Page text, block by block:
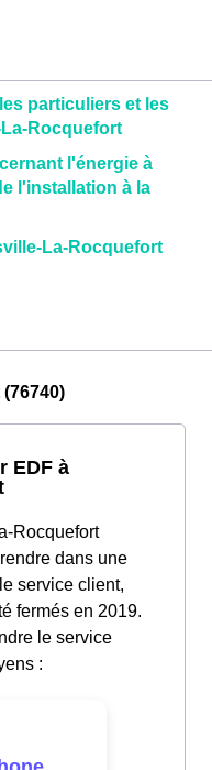
particuliers et les
Rocquefort
l'énergie à
l'installation à la
La-Rocquefort
EDF à
Rocquefort
dans une
service client,
fermés en 2019.
le service
: